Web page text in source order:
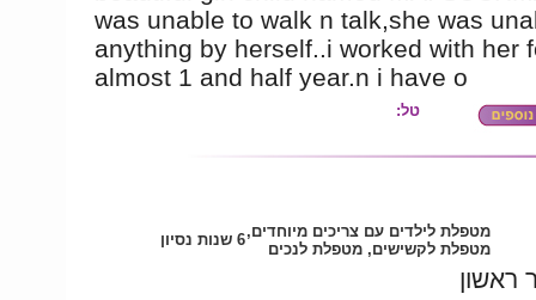
was unable to walk n talk,she was
anything by herself..i worked with her
almost 1 and half year.n i have o
טל:
מטפלת לילדים עם צריכים מיוחדים,
מטפלת לקשישים, מטפלת לנכים
6 שנות נסיון
ראשון